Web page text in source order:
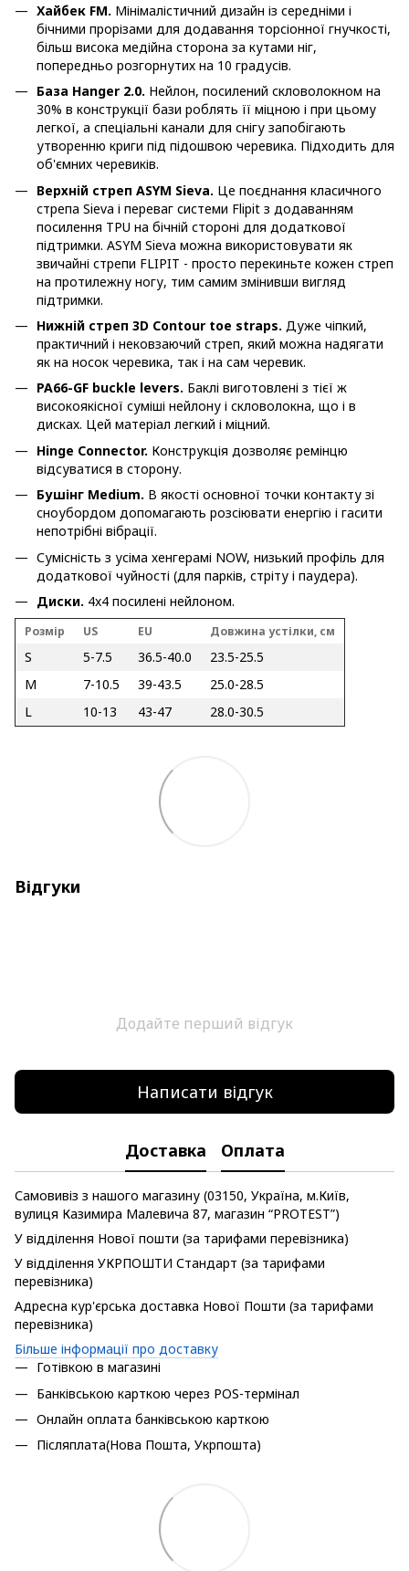
Хайбек FM. Мінімалістичний дизайн із середніми і
бічними прорізами для додавання торсіонної гнучкості,
більш висока медійна сторона за кутами ніг,
попередньо розгорнутих на 10 градусів.
База Hanger 2.0. Нейлон, посилений скловолокном на
30% в конструкції бази роблять її міцною і при цьому
легкої, а спеціальні канали для снігу запобігають
утворенню криги під підошвою черевика. Підходить для
об'ємних черевиків.
Верхній стреп ASYM Sieva. Це поєднання класичного
стрепа Sieva і переваг системи Flipit з додаванням
посилення TPU на бічній стороні для додаткової
підтримки. ASYM Sieva можна використовувати як
звичайні стрепи FLIPIT - просто перекиньте кожен стреп
на протилежну ногу, тим самим змінивши вигляд
підтримки.
Нижній стреп 3D Contour toe straps. Дуже чіпкий,
практичний і нековзаючий стреп, який можна надягати
як на носок черевика, так і на сам черевик.
PA66-GF buckle levers. Баклі виготовлені з тієї ж
високоякісної суміші нейлону і скловолокна, що і в
дисках. Цей матеріал легкий і міцний.
Hinge Connector. Конструкція дозволяє ремінцю
відсуватися в сторону.
Бушінг Medium. В якості основної точки контакту зі
сноубордом допомагають розсіювати енергію і гасити
непотрібні вібрації.
Сумісність з усіма хенгерамі NOW, низький профіль для
додаткової чуйності (для парків, стріту і паудера).
Диски. 4x4 посилені нейлоном.
Розмір US EU Довжина устілки, см
S 5-7.5 36.5-40.0
23.5-25.5
M
7-10.5 39-43.5
25.0-28.5
L
10-13 43-47 28.0-30.5
Відгуки
Додайте перший відгук
Написати відгук
Доставка Оплата
Самовивіз з нашого магазину (03150, Україна, м.Київ,
вулиця Казимира Малевича 87, магазин “PROTEST”)
У відділення Нової пошти (за тарифами перевізника)
У відділення УКРПОШТИ Стандарт (за тарифами
перевізника)
Адресна кур'єрська доставка Нової Пошти (за тарифами
перевізника)
Більше інформації про доставку
Готівкою в магазині
Банківською карткою через POS-термінал
Онлайн оплата банківською карткою
Післяплата(Нова Пошта, Укрпошта)